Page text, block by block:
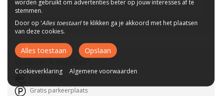
WaaromA-meubel?
Laagste prijs van NL
Gratis parkeerplaats
worden gebruikt om advertenties beter op jouw interesses af te
stemmen.
Door op ‘Alles toestaan’ te klikken ga je akkoord met het plaatsen
van deze cookies.
Alles toestaan Opslaan
Cookieverklaring Algemene voorwaarden